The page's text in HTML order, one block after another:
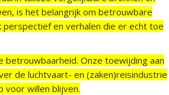
is het belangrijk om betrouwbare
en verhalen die er echt toe
betrouwbaarheid. Onze toewijding aan
de luchtvaart- en (zaken)reisindustrie
voor willen blijven.